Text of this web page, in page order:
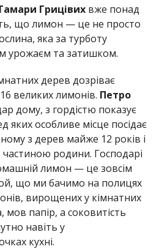
Грицівихвже понад
що лимон — це не просто
яка за турботу
урожаєм та затишком.
дерев дозріває
великих лимонів. Петро
дому, з гордістю показує
яких особливе місце посідає
з дерев майже 12 років і
родини. Господарі
лимон — це зовсім
що ми бачимо на полицях
вирощених у кімнатних
папір, а соковитість
навіть у
кухні.